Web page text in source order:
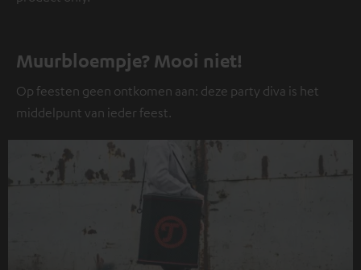
Muurbloempje? Mooi niet!
Op feesten geen ontkomen aan: deze party diva is het
middelpunt van ieder feest.